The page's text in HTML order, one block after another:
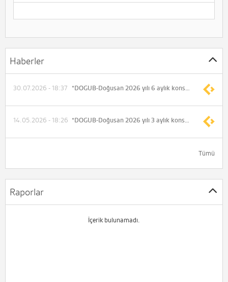
Haberler
*DOGUB-Doğusan 2026 yılı 6 aylık konsolide olmayan net dönem zararı -9.015.982 TL (Önceki -31.650.304 TL)
30.07.2026 - 18:37
*DOGUB-Doğusan 2026 yılı 3 aylık konsolide olmayan net dönem zararı -7.099.673 TL (Önceki -9.876.537 TL)
14.05.2026 - 18:26
Tümü
Raporlar
İçerik bulunamadı.